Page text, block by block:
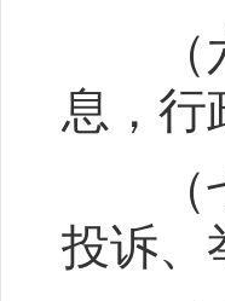
（六
息，行
（七
投诉、